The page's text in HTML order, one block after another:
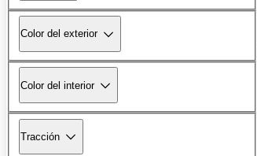
Color del exterior
Color del interior
Tracción